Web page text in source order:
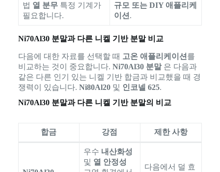
법 열 분무특정 기계가
필요합니다.
규모 또는 DIY 애플리케
이션 .
Ni70Al30 분말과 다른 니켈 기반 분말 비교
다음에 대한 자료를 선택할 때 고온 애플리케이션 를
비교하는 것이 중요합니다. Ni70Al30 분말은 다음과
같은 다른 인기 있는 니켈 기반 합금과 비교했을 때 경
쟁력이 있습니다. Ni80Al20및 인코넬 625.
Ni70Al30 분말과 다른 니켈 기반 분말의 비교
합금 강점 제한 사항
우수 내산화성
및 열 안정성
다음에서 덜 효